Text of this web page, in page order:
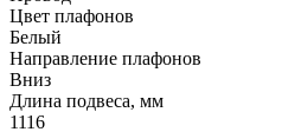
Цвет плафонов
Белый
Направление плафонов
Вниз
Длина подвеса, мм
1116